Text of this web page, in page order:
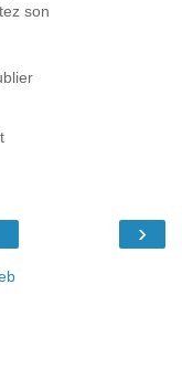
son
›